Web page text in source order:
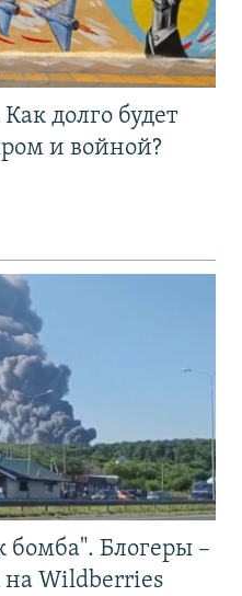
долго будет
и войной?
бомба". Блогеры –
на Wildberries